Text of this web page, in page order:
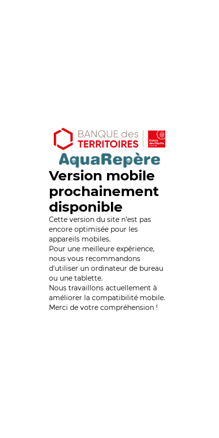
Version mobile
prochainement
disponible
Cette version du site n’est pas
encore optimisée pour les
appareils mobiles.
Pour une meilleure expérience,
nous vous recommandons
d'utiliser un ordinateur de bureau
ou une tablette.
Nous travaillons actuellement à
améliorer la compatibilité mobile.
Merci de votre compréhension !